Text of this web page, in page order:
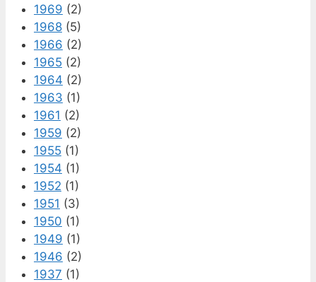
1969 (2)
1968 (5)
1966 (2)
1965 (2)
1964 (2)
1963 (1)
1961 (2)
1959 (2)
1955 (1)
1954 (1)
1952 (1)
1951 (3)
1950 (1)
1949 (1)
1946 (2)
1937 (1)